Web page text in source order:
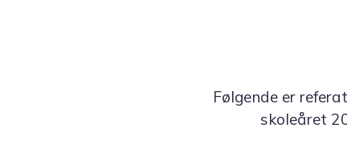
Følgende er
skoleåret